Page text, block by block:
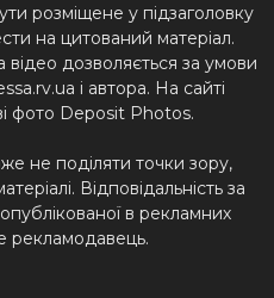
розміщене у підзаголовку
на цитований матеріал.
дозволяється за умови
і автора. На сайті
фото Deposit Photos.
не поділяти точки зору,
Відповідальність за
опублікованої в рекламних
рекламодавець.